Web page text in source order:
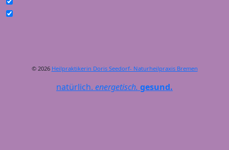
© 2026 Heilpraktikerin Doris Seedorf- Naturheilpraxis Bremen
natürlich. energetisch. gesund.